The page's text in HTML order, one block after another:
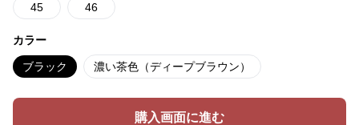
45 46
カラー
ブラック 濃い茶色（ディープブラウン）
購入画面に進む